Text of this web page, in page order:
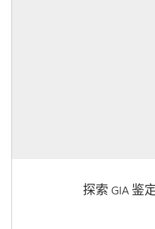
探索 GIA 鉴